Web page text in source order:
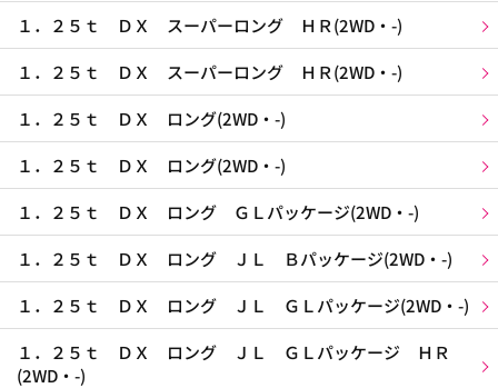
１．２５ｔ ＤＸ スーパーロング ＨＲ(2WD・-)
１．２５ｔ ＤＸ スーパーロング ＨＲ(2WD・-)
１．２５ｔ ＤＸ ロング(2WD・-)
１．２５ｔ ＤＸ ロング(2WD・-)
１．２５ｔ ＤＸ ロング ＧＬパッケージ(2WD・-)
１．２５ｔ ＤＸ ロング ＪＬ Ｂパッケージ(2WD・-)
１．２５ｔ ＤＸ ロング ＪＬ ＧＬパッケージ(2WD・-)
１．２５ｔ ＤＸ ロング ＪＬ ＧＬパッケージ ＨＲ
(2WD・-)